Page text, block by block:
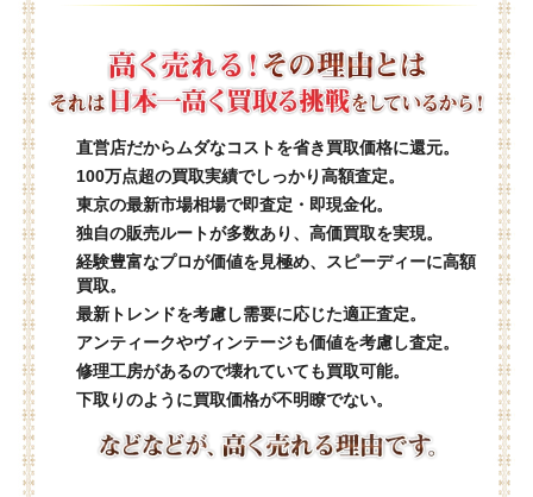
直営店だからムダなコストを省き買取価格に還元。
100万点超の買取実績でしっかり高額査定。
東京の最新市場相場で即査定・即現金化。
独自の販売ルートが多数あり、高価買取を実現。
経験豊富なプロが価値を見極め、スピーディーに高額
買取。
最新トレンドを考慮し需要に応じた適正査定。
アンティークやヴィンテージも価値を考慮し査定。
修理工房があるので壊れていても買取可能。
下取りのように買取価格が不明瞭でない。